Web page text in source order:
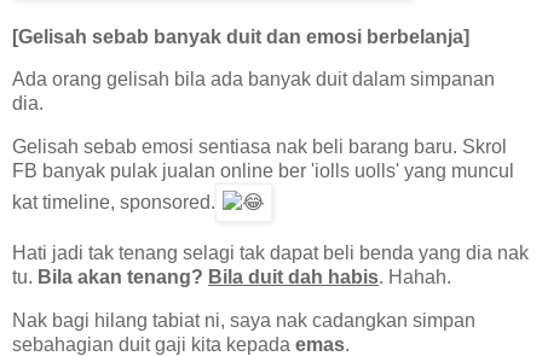
[Gelisah sebab banyak duit dan emosi berbelanja]
Ada orang gelisah bila ada banyak duit dalam simpanan
dia.
Gelisah sebab emosi sentiasa nak beli barang baru. Skrol
FB banyak pulak jualan online ber 'iolls uolls' yang muncul
kat timeline, sponsored.
Hati jadi tak tenang selagi tak dapat beli benda yang dia nak
tu. Bila akan tenang? Bila duit dah habis. Hahah.
Nak bagi hilang tabiat ni, saya nak cadangkan simpan
sebahagian duit gaji kita kepada emas.